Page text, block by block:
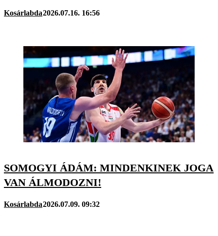
Kosárlabda2026.07.16. 16:56
SOMOGYI ÁDÁM: MINDENKINEK JOGA
VAN ÁLMODOZNI!
Kosárlabda2026.07.09. 09:32